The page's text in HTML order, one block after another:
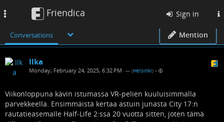
Friendica Sign in
Conversations Mention
Ilka
Monday, February 24, 2025, 6:32 PM — (Helsinki) •
Viikonloppuna kävin istumassa VR-pelien kuuluisimmalla
parvekkeella. Ensimmäistä kertaa astuin junasta City 17:n
rautatieasemalle Half-Life 2:ssa 20 vuotta sitten, joten tämä